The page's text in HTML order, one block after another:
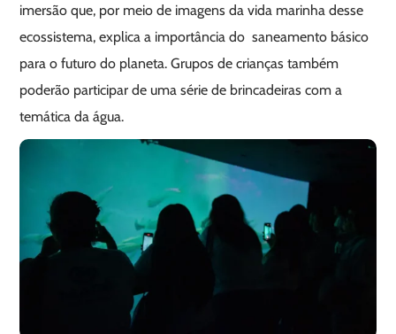
imersão que, por meio de imagens da vida marinha desse
ecossistema, explica a importância do saneamento básico
para o futuro do planeta. Grupos de crianças também
poderão participar de uma série de brincadeiras com a
temática da água.